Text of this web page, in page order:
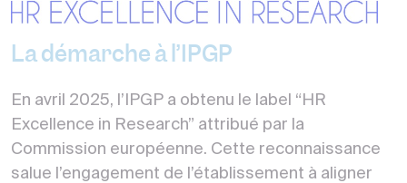
La démarche à l’IPGP
En avril 2025, l’IPGP a obtenu le label “HR
Excellence in Research” attribué par la
Commission européenne. Cette reconnaissance
salue l’engagement de l’établissement à aligner